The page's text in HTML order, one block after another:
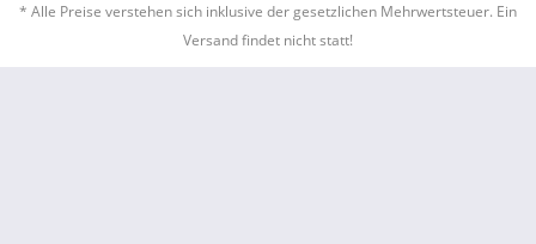
* Alle Preise verstehen sich inklusive der gesetzlichen Mehrwertsteuer. Ein
Versand findet nicht statt!